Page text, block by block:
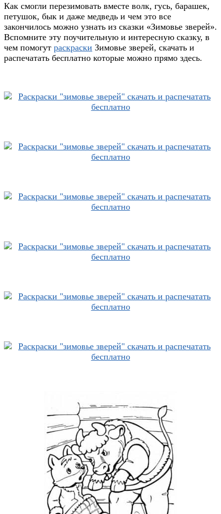
Как смогли перезимовать вместе волк, гусь, барашек,
петушок, бык и даже медведь и чем это все
закончилось можно узнать из сказки «Зимовье зверей».
Вспомните эту поучительную и интересную сказку, в
чем помогут раскраски Зимовье зверей, скачать и
распечатать бесплатно которые можно прямо здесь.